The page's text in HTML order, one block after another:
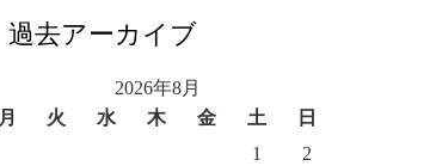
過去アーカイブ
2026年8月
月
火 水 木 金 土
日
1
2